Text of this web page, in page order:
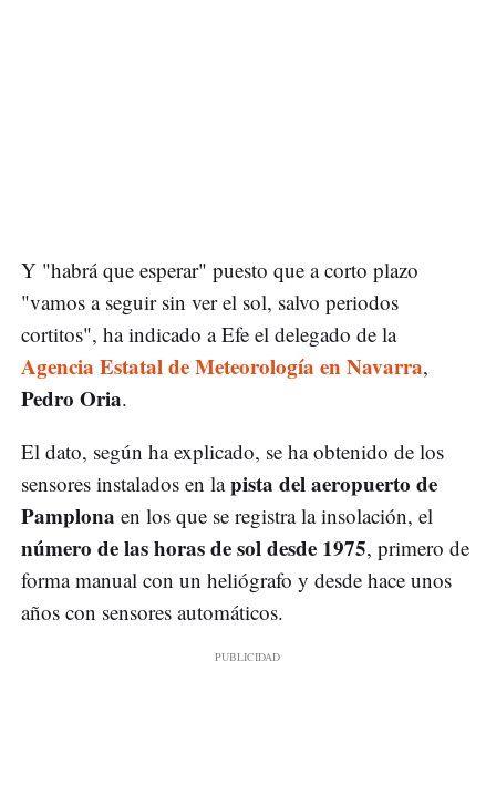
Y "habrá que esperar" puesto que a corto plazo
"vamos a seguir sin ver el sol, salvo periodos
cortitos", ha indicado a Efe el delegado de la
Agencia Estatal de Meteorología en Navarra,
Pedro Oria.
El dato, según ha explicado, se ha obtenido de los
sensores instalados en lapista del aeropuerto de
Pamplona en los que se registra la insolación, el
número de las horas de sol desde 1975, primero de
forma manual con un heliógrafo y desde hace unos
años con sensores automáticos.